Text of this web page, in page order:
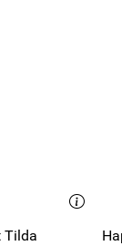
Tilda